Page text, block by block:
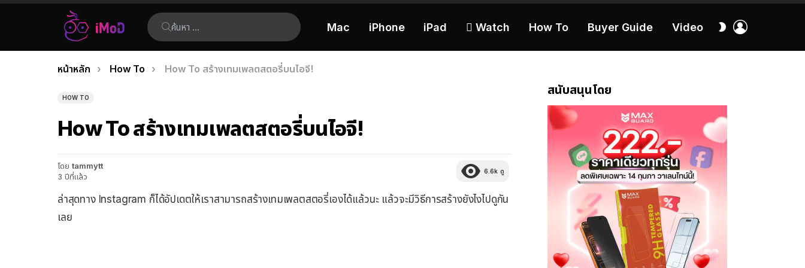
ค้นหา:
Mac iPhone iPad  Watch How To Buyer Guide Video
สลับ
เรื่อง
ล่าสุด
คุณอยู่ที่นี่:
หน้าหลัก How To How To สร้างเทมเพลตสตอรี่บนไอจี!
HOW TO
How To สร้างเทมเพลตสตอรี่บนไอจี!
โดย tammytt
3 ปีที่แล้ว
6.6k ดู
ล่าสุดทาง Instagram ก็ได้อัปเดตให้เราสามารถสร้างเทมเพลตสตอรี่เองได้แล้วนะ แล้วจะมีวิธีการสร้างยังไงไปดูกัน
เลย
สนับสนุนโดย